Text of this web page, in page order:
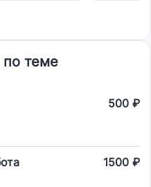
теме
500 ₽
1500 ₽